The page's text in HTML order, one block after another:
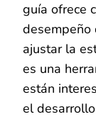
guía ofrece
desempeño
ajustar la
es una
están
el